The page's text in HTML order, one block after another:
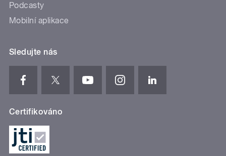
Podcasty
Mobilní aplikace
Sledujte nás
Certifikováno